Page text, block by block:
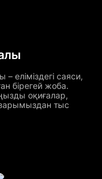
еліміздегі саяси,
бірегей жоба.
оқиғалар,
тыс